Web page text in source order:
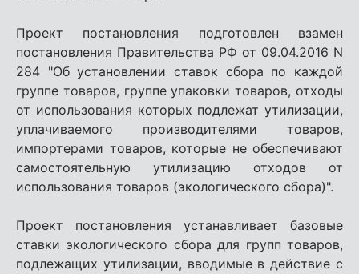
Проект постановления подготовлен взамен
постановления Правительства РФ от 09.04.2016 N
284 "Об установлении ставок сбора по каждой
группе товаров, группе упаковки товаров, отходы
от использования которых подлежат утилизации,
уплачиваемого производителями товаров,
импортерами товаров, которые не обеспечивают
самостоятельную утилизацию отходов от
использования товаров (экологического сбора)".
Проект постановления устанавливает базовые
ставки экологического сбора для групп товаров,
подлежащих утилизации, вводимые в действие с